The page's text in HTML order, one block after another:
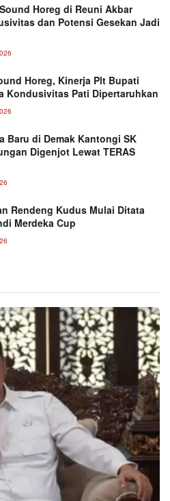
Horeg di Reuni Akbar
dan Potensi Gesekan Jadi
Horeg, Kinerja Plt Bupati
Kondusivitas Pati Dipertaruhkan
Baru di Demak Kantongi SK
Digenjot Lewat TERAS
Rendeng Kudus Mulai Ditata
Merdeka Cup